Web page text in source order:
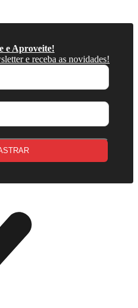
e Aproveite!
e receba as novidades!